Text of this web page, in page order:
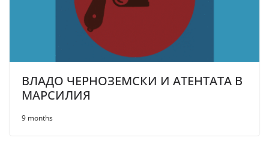
ВЛАДО ЧЕРНОЗЕМСКИ И АТЕНТАТА В
МАРСИЛИЯ
9 months